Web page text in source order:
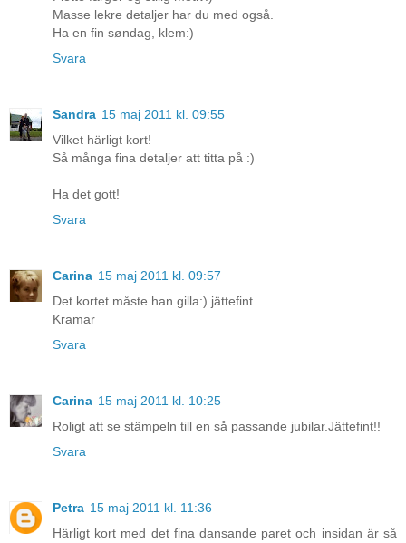
Masse lekre detaljer har du med også.
Ha en fin søndag, klem:)
Svara
Sandra 15 maj 2011 kl. 09:55
Vilket härligt kort!
Så många fina detaljer att titta på :)
Ha det gott!
Svara
Carina 15 maj 2011 kl. 09:57
Det kortet måste han gilla:) jättefint.
Kramar
Svara
Carina 15 maj 2011 kl. 10:25
Roligt att se stämpeln till en så passande jubilar.Jättefint!!
Svara
Petra 15 maj 2011 kl. 11:36
Härligt kort med det fina dansande paret och insidan är så